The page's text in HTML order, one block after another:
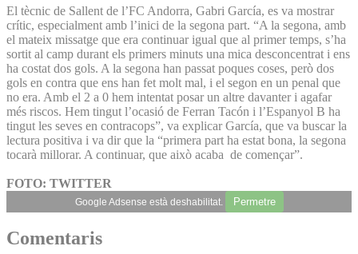
El tècnic de Sallent de l’FC Andorra, Gabri García, es va mostrar
crític, especialment amb l’inici de la segona part. “A la segona, amb
el mateix missatge que era continuar igual que al primer temps, s’ha
sortit al camp durant els primers minuts una mica desconcentrat i ens
ha costat dos gols. A la segona han passat poques coses, però dos
gols en contra que ens han fet molt mal, i el segon en un penal que
no era. Amb el 2 a 0 hem intentat posar un altre davanter i agafar
més riscos. Hem tingut l’ocasió de Ferran Tacón i l’Espanyol B ha
tingut les seves en contracops”, va explicar García, que va buscar la
lectura positiva i va dir que la “primera part ha estat bona, la segona
tocarà millorar. A continuar, que això acaba de començar”.
FOTO: TWITTER
Google Adsense està deshabilitat. Permetre
Comentaris